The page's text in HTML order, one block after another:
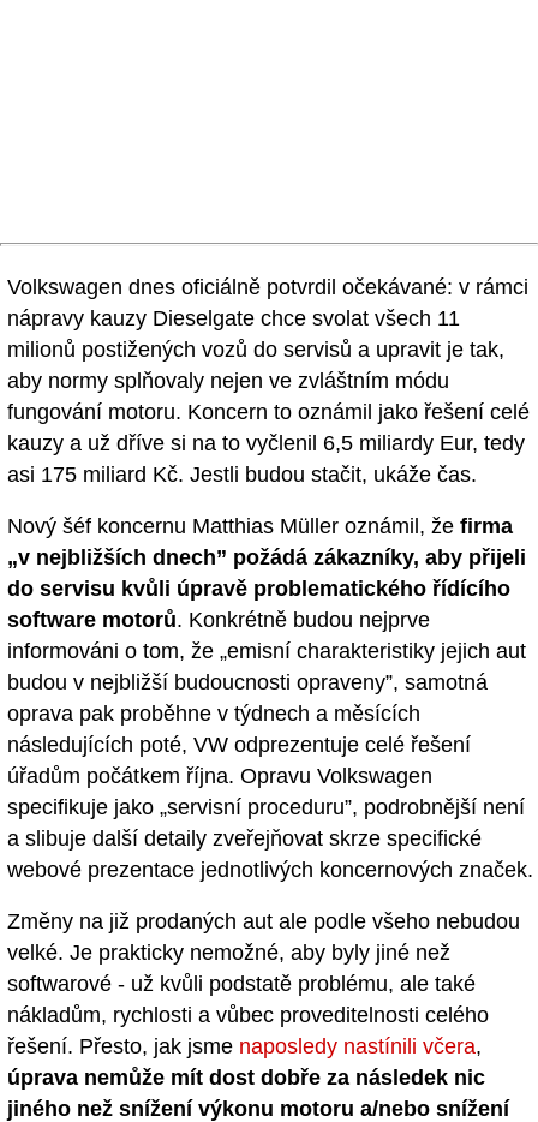
Volkswagen dnes oficiálně potvrdil očekávané: v rámci
nápravy kauzy Dieselgate chce svolat všech 11
milionů postižených vozů do servisů a upravit je tak,
aby normy splňovaly nejen ve zvláštním módu
fungování motoru. Koncern to oznámil jako řešení celé
kauzy a už dříve si na to vyčlenil 6,5 miliardy Eur, tedy
asi 175 miliard Kč. Jestli budou stačit, ukáže čas.
Nový šéf koncernu Matthias Müller oznámil, že firma
„v nejbližších dnech” požádá zákazníky, aby přijeli
do servisu kvůli úpravě problematického řídícího
software motorů. Konkrétně budou nejprve
informováni o tom, že „emisní charakteristiky jejich aut
budou v nejbližší budoucnosti opraveny”, samotná
oprava pak proběhne v týdnech a měsících
následujících poté, VW odprezentuje celé řešení
úřadům počátkem října. Opravu Volkswagen
specifikuje jako „servisní proceduru”, podrobnější není
a slibuje další detaily zveřejňovat skrze specifické
webové prezentace jednotlivých koncernových značek.
Změny na již prodaných aut ale podle všeho nebudou
velké. Je prakticky nemožné, aby byly jiné než
softwarové - už kvůli podstatě problému, ale také
nákladům, rychlosti a vůbec proveditelnosti celého
řešení. Přesto, jak jsme naposledy nastínili včera,
úprava nemůže mít dost dobře za následek nic
jiného než snížení výkonu motoru a/nebo snížení